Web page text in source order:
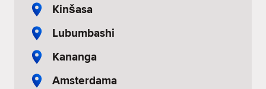
Kinšasa
Lubumbashi
Kananga
Amsterdama